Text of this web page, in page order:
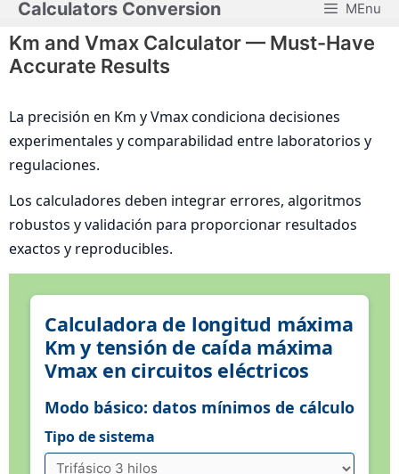
Skip
to
content
Calculators Conversion MEnu
Km and Vmax Calculator — Must-Have
Accurate Results
La precisión en Km y Vmax condiciona decisiones
experimentales y comparabilidad entre laboratorios y
regulaciones.
Los calculadores deben integrar errores, algoritmos
robustos y validación para proporcionar resultados
exactos y reproducibles.
Calculadora de longitud máxima
Km y tensión de caída máxima
Vmax en circuitos eléctricos
Modo básico: datos mínimos de cálculo
Tipo de sistema